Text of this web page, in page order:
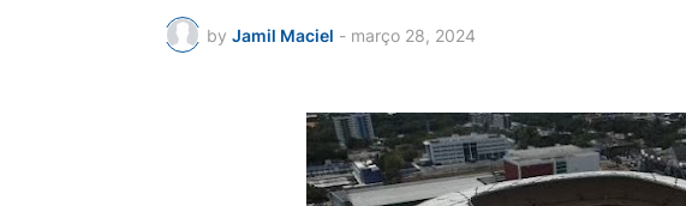
by Jamil Maciel - março 28, 2024